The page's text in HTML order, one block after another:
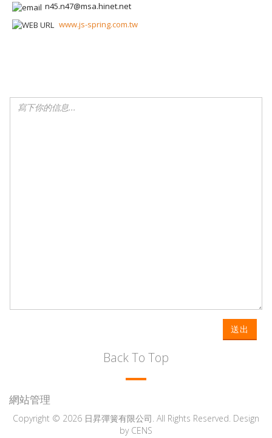
n45.n47@msa.hinet.net
www.js-spring.com.tw
送出
Back To Top
網站管理
Copyright © 2026 日昇彈簧有限公司. All Rights Reserved. Design
by CENS